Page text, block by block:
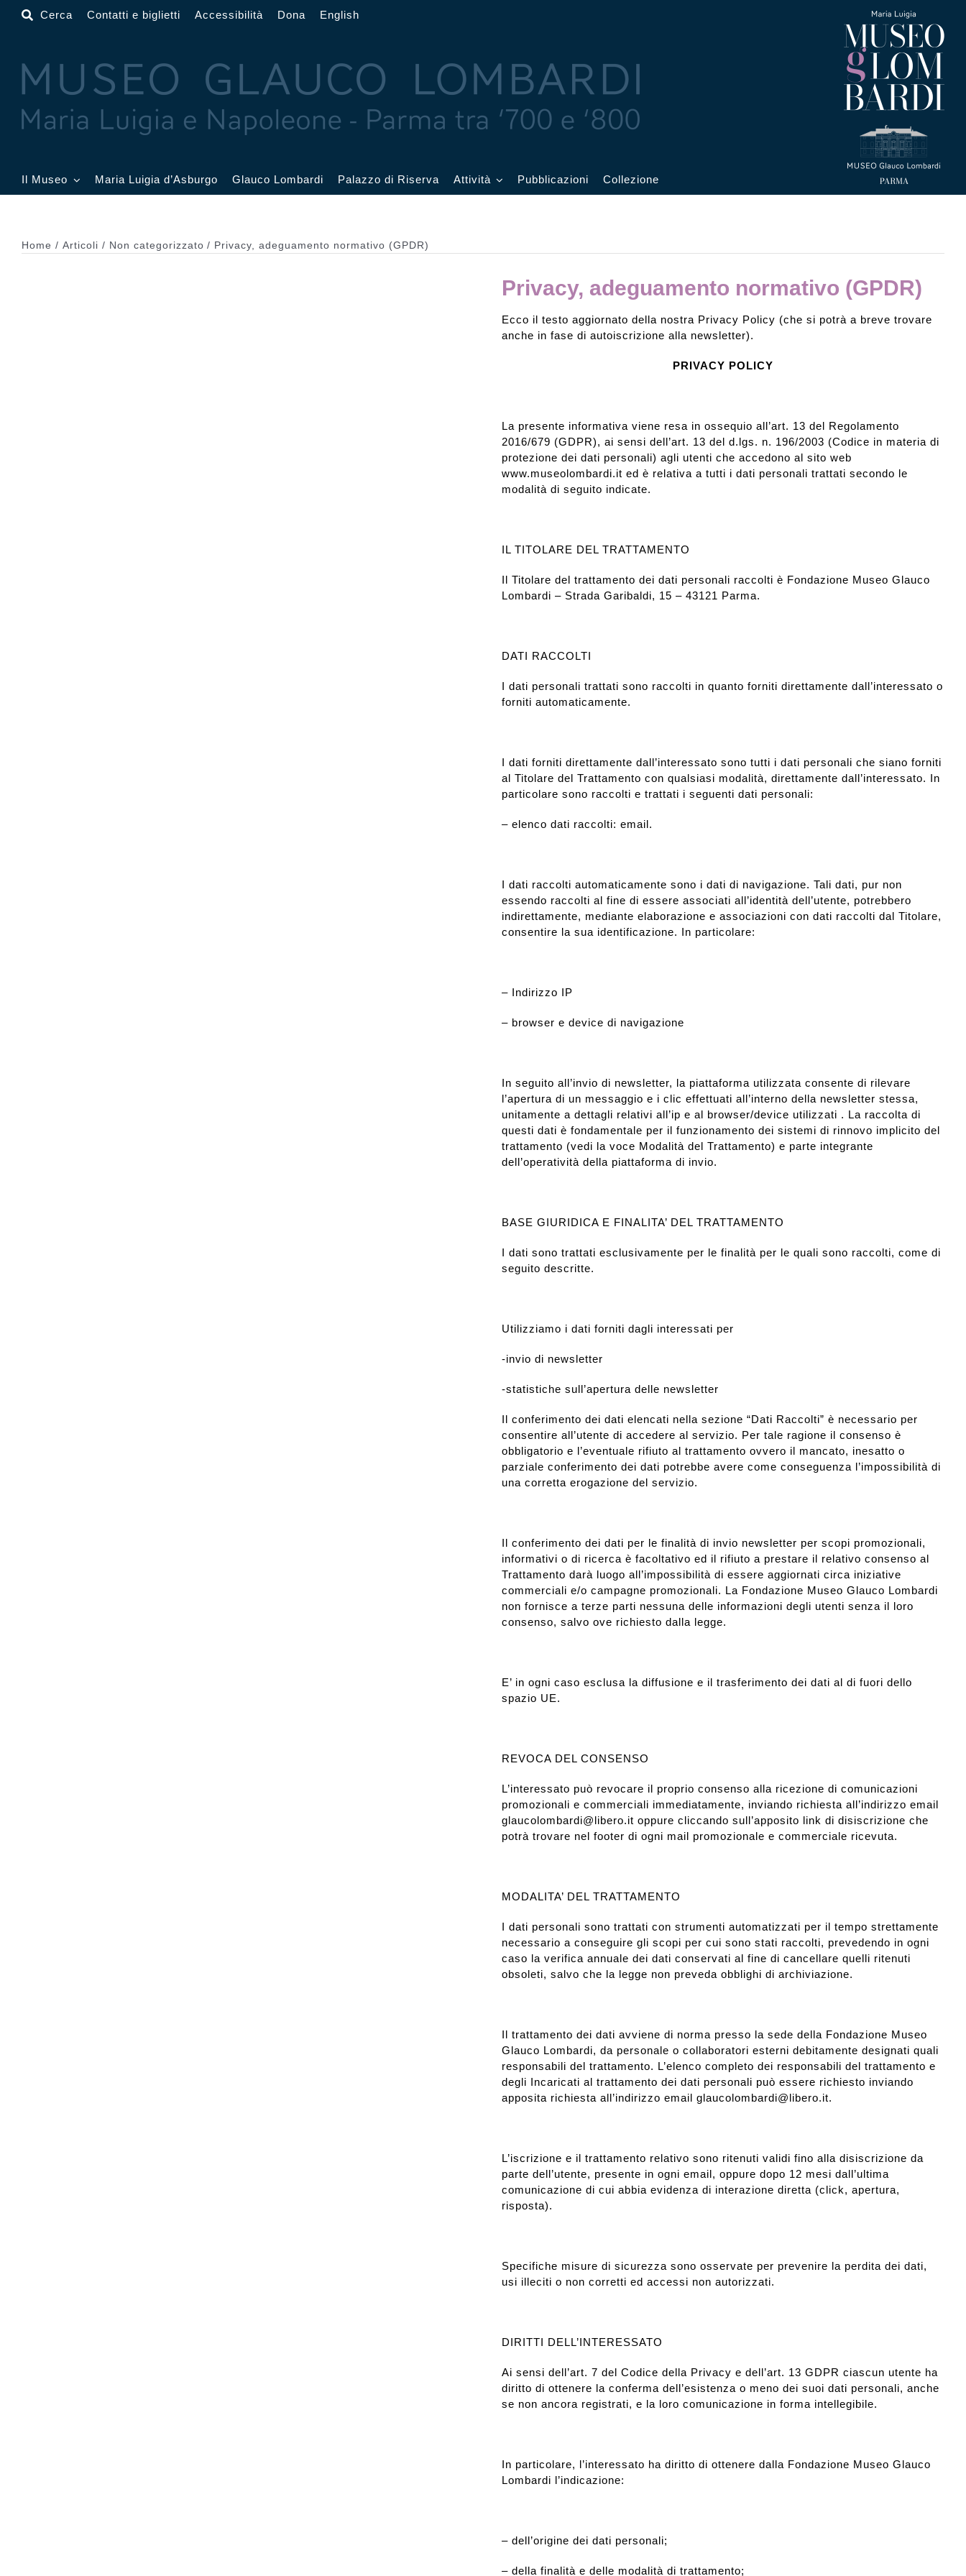
Salta
Cerca Contatti e biglietti Accessibilità Dona English
Il Museo Maria Luigia d’Asburgo Glauco Lombardi Palazzo di Riserva Attività Pubblicazioni Collezione
Home Articoli Non categorizzato Privacy, adeguamento normativo (GPDR)
Privacy, adeguamento normativo (GPDR)
Ecco il testo aggiornato della nostra Privacy Policy (che si potrà a breve trovare
anche in fase di autoiscrizione alla newsletter).
PRIVACY POLICY
La presente informativa viene resa in ossequio all’art. 13 del Regolamento
2016/679 (GDPR), ai sensi dell’art. 13 del d.lgs. n. 196/2003 (Codice in materia di
protezione dei dati personali) agli utenti che accedono al sito web
www.museolombardi.it ed è relativa a tutti i dati personali trattati secondo le
modalità di seguito indicate.
IL TITOLARE DEL TRATTAMENTO
Il Titolare del trattamento dei dati personali raccolti è Fondazione Museo Glauco
Lombardi – Strada Garibaldi, 15 – 43121 Parma.
DATI RACCOLTI
I dati personali trattati sono raccolti in quanto forniti direttamente dall’interessato o
forniti automaticamente.
I dati forniti direttamente dall’interessato sono tutti i dati personali che siano forniti
al Titolare del Trattamento con qualsiasi modalità, direttamente dall’interessato. In
particolare sono raccolti e trattati i seguenti dati personali:
– elenco dati raccolti: email.
I dati raccolti automaticamente sono i dati di navigazione. Tali dati, pur non
essendo raccolti al fine di essere associati all’identità dell’utente, potrebbero
indirettamente, mediante elaborazione e associazioni con dati raccolti dal Titolare,
consentire la sua identificazione. In particolare:
– Indirizzo IP
– browser e device di navigazione
In seguito all’invio di newsletter, la piattaforma utilizzata consente di rilevare
l’apertura di un messaggio e i clic effettuati all’interno della newsletter stessa,
unitamente a dettagli relativi all’ip e al browser/device utilizzati . La raccolta di
questi dati è fondamentale per il funzionamento dei sistemi di rinnovo implicito del
trattamento (vedi la voce Modalità del Trattamento) e parte integrante
dell’operatività della piattaforma di invio.
BASE GIURIDICA E FINALITA’ DEL TRATTAMENTO
I dati sono trattati esclusivamente per le finalità per le quali sono raccolti, come di
seguito descritte.
Utilizziamo i dati forniti dagli interessati per
-invio di newsletter
-statistiche sull’apertura delle newsletter
Il conferimento dei dati elencati nella sezione “Dati Raccolti” è necessario per
consentire all’utente di accedere al servizio. Per tale ragione il consenso è
obbligatorio e l’eventuale rifiuto al trattamento ovvero il mancato, inesatto o
parziale conferimento dei dati potrebbe avere come conseguenza l’impossibilità di
una corretta erogazione del servizio.
Il conferimento dei dati per le finalità di invio newsletter per scopi promozionali,
informativi o di ricerca è facoltativo ed il rifiuto a prestare il relativo consenso al
Trattamento darà luogo all’impossibilità di essere aggiornati circa iniziative
commerciali e/o campagne promozionali. La Fondazione Museo Glauco Lombardi
non fornisce a terze parti nessuna delle informazioni degli utenti senza il loro
consenso, salvo ove richiesto dalla legge.
E’ in ogni caso esclusa la diffusione e il trasferimento dei dati al di fuori dello
spazio UE.
REVOCA DEL CONSENSO
L’interessato può revocare il proprio consenso alla ricezione di comunicazioni
promozionali e commerciali immediatamente, inviando richiesta all’indirizzo email
glaucolombardi@libero.it oppure cliccando sull’apposito link di disiscrizione che
potrà trovare nel footer di ogni mail promozionale e commerciale ricevuta.
MODALITA’ DEL TRATTAMENTO
I dati personali sono trattati con strumenti automatizzati per il tempo strettamente
necessario a conseguire gli scopi per cui sono stati raccolti, prevedendo in ogni
caso la verifica annuale dei dati conservati al fine di cancellare quelli ritenuti
obsoleti, salvo che la legge non preveda obblighi di archiviazione.
Il trattamento dei dati avviene di norma presso la sede della Fondazione Museo
Glauco Lombardi, da personale o collaboratori esterni debitamente designati quali
responsabili del trattamento. L’elenco completo dei responsabili del trattamento e
degli Incaricati al trattamento dei dati personali può essere richiesto inviando
apposita richiesta all’indirizzo email glaucolombardi@libero.it.
L’iscrizione e il trattamento relativo sono ritenuti validi fino alla disiscrizione da
parte dell’utente, presente in ogni email, oppure dopo 12 mesi dall’ultima
comunicazione di cui abbia evidenza di interazione diretta (click, apertura,
risposta).
Specifiche misure di sicurezza sono osservate per prevenire la perdita dei dati,
usi illeciti o non corretti ed accessi non autorizzati.
DIRITTI DELL’INTERESSATO
Ai sensi dell’art. 7 del Codice della Privacy e dell’art. 13 GDPR ciascun utente ha
diritto di ottenere la conferma dell’esistenza o meno dei suoi dati personali, anche
se non ancora registrati, e la loro comunicazione in forma intellegibile.
In particolare, l’interessato ha diritto di ottenere dalla Fondazione Museo Glauco
Lombardi l’indicazione:
– dell’origine dei dati personali;
– della finalità e delle modalità di trattamento;